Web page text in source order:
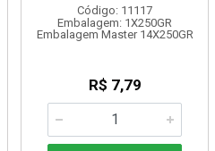
Código: 11117
Embalagem: 1X250GR
Embalagem Master 14X250GR
R$ 7,79